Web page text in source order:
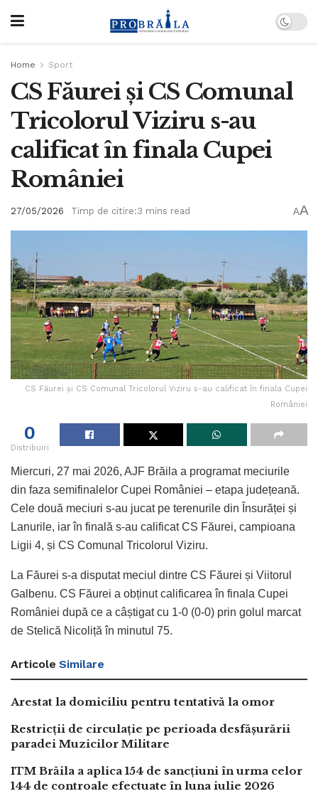
Home Sport
CS Făurei și CS Comunal
Tricolorul Viziru s-au
calificat în finala Cupei
României
27/05/2026 Timp de citire:3 mins read AA
CS Făurei și CS Comunal Tricolorul Viziru s-au calificat în finala Cupei
României
0
Distribuiri
Miercuri, 27 mai 2026, AJF Brăila a programat meciurile
din faza semifinalelor Cupei României – etapa județeană.
Cele două meciuri s-au jucat pe terenurile din Însurăței și
Lanurile, iar în finală s-au calificat CS Făurei, campioana
Ligii 4, și CS Comunal Tricolorul Viziru.
La Făurei s-a disputat meciul dintre CS Făurei și Viitorul
Galbenu. CS Făurei a obținut calificarea în finala Cupei
României după ce a câștigat cu 1-0 (0-0) prin golul marcat
de Stelică Nicoliță în minutul 75.
Articole Similare
Arestat la domiciliu pentru tentativă la omor
Restricții de circulație pe perioada desfășurării
paradei Muzicilor Militare
ITM Brăila a aplica 154 de sancțiuni în urma celor
144 de controale efectuate în luna iulie 2026